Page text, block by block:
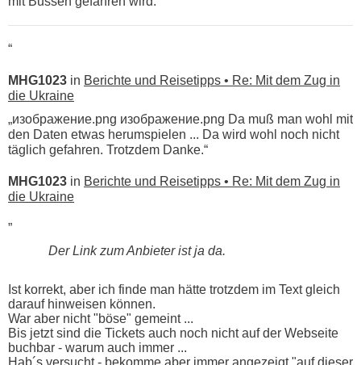
“
MHG1023 in Berichte und Reisetipps • Re: Mit dem Zug in
die Ukraine
„изображение.png изображение.png Da muß man wohl mit
den Daten etwas herumspielen ... Da wird wohl noch nicht
täglich gefahren. Trotzdem Danke.“
MHG1023 in Berichte und Reisetipps • Re: Mit dem Zug in
die Ukraine
„
Der Link zum Anbieter ist ja da.
Ist korrekt, aber ich finde man hätte trotzdem im Text gleich
darauf hinweisen können.
War aber nicht "böse" gemeint ...
Bis jetzt sind die Tickets auch noch nicht auf der Webseite
buchbar - warum auch immer ...
Hab´s versucht - bekomme aber immer angezeigt "auf dieser